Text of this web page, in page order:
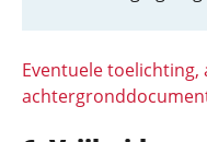
Eventuele toelichting,